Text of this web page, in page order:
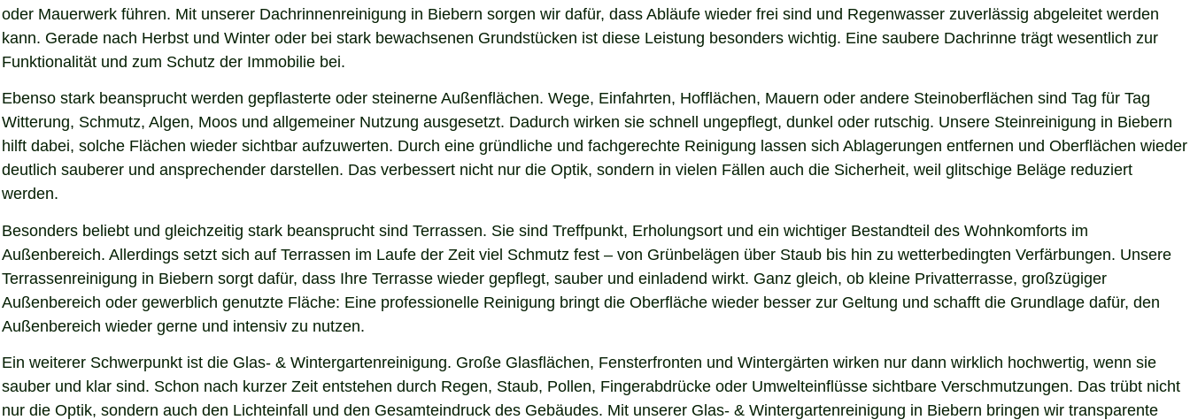
oder Mauerwerk führen. Mit unserer Dachrinnenreinigung in Biebern sorgen wir dafür, dass Abläufe wieder frei sind und Regenwasser zuverlässig abgeleitet werden
kann. Gerade nach Herbst und Winter oder bei stark bewachsenen Grundstücken ist diese Leistung besonders wichtig. Eine saubere Dachrinne trägt wesentlich zur
Funktionalität und zum Schutz der Immobilie bei.
Ebenso stark beansprucht werden gepflasterte oder steinerne Außenflächen. Wege, Einfahrten, Hofflächen, Mauern oder andere Steinoberflächen sind Tag für Tag
Witterung, Schmutz, Algen, Moos und allgemeiner Nutzung ausgesetzt. Dadurch wirken sie schnell ungepflegt, dunkel oder rutschig. Unsere Steinreinigung in Biebern
hilft dabei, solche Flächen wieder sichtbar aufzuwerten. Durch eine gründliche und fachgerechte Reinigung lassen sich Ablagerungen entfernen und Oberflächen wieder
deutlich sauberer und ansprechender darstellen. Das verbessert nicht nur die Optik, sondern in vielen Fällen auch die Sicherheit, weil glitschige Beläge reduziert
werden.
Besonders beliebt und gleichzeitig stark beansprucht sind Terrassen. Sie sind Treffpunkt, Erholungsort und ein wichtiger Bestandteil des Wohnkomforts im
Außenbereich. Allerdings setzt sich auf Terrassen im Laufe der Zeit viel Schmutz fest – von Grünbelägen über Staub bis hin zu wetterbedingten Verfärbungen. Unsere
Terrassenreinigung in Biebern sorgt dafür, dass Ihre Terrasse wieder gepflegt, sauber und einladend wirkt. Ganz gleich, ob kleine Privatterrasse, großzügiger
Außenbereich oder gewerblich genutzte Fläche: Eine professionelle Reinigung bringt die Oberfläche wieder besser zur Geltung und schafft die Grundlage dafür, den
Außenbereich wieder gerne und intensiv zu nutzen.
Ein weiterer Schwerpunkt ist die Glas- & Wintergartenreinigung. Große Glasflächen, Fensterfronten und Wintergärten wirken nur dann wirklich hochwertig, wenn sie
sauber und klar sind. Schon nach kurzer Zeit entstehen durch Regen, Staub, Pollen, Fingerabdrücke oder Umwelteinflüsse sichtbare Verschmutzungen. Das trübt nicht
nur die Optik, sondern auch den Lichteinfall und den Gesamteindruck des Gebäudes. Mit unserer Glas- & Wintergartenreinigung in Biebern bringen wir transparente